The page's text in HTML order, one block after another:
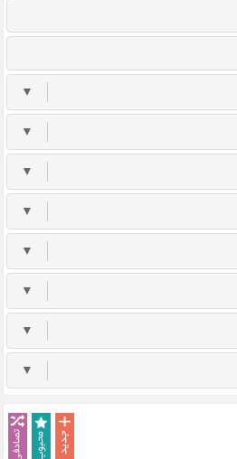
▼
▼
▼
▼
▼
▼
▼
▼